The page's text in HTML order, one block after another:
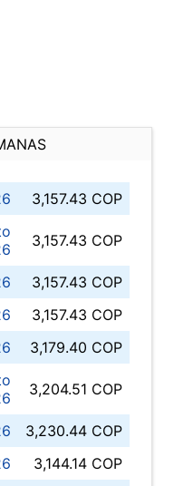
3,157.43 COP
3,157.43 COP
3,157.43 COP
3,157.43 COP
3,179.40 COP
3,204.51 COP
3,230.44 COP
3,144.14 COP